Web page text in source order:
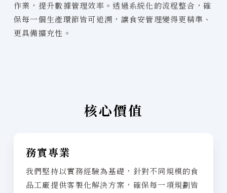
作業，提升數據管理效率。透過系統化的流程整合，確
保每一個生產環節皆可追溯，讓食安管理變得更精準、
更具備擴充性。
核心價值
務實專業
我們堅持以實務經驗為基礎，針對不同規模的食
品工廠提供客製化解決方案，確保每一項規劃皆